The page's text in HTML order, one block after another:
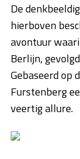
De
hierboven
avontuur
Berlijn,
Gebaseerd op
Furstenberg
veertig allure.